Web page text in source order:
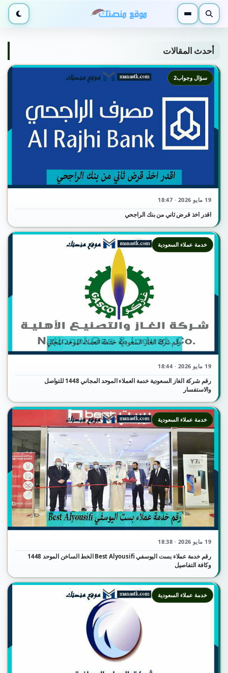
بحث القائمة الوضع
أحدث المقالات
19 مايو 2026 · 18:47
اقدر اخذ قرض ثاني من بنك الراجحي
سؤال وجواب2
19 مايو 2026 · 18:44
رقم شركة الغاز السعودية خدمة العملاء الموحد المجاني 1448 للتواصل
والاستفسار
خدمة عملاء السعودية
19 مايو 2026 · 18:38
رقم خدمة عملاء بست اليوسفي Best Alyousifi الخط الساخن الموحد 1448
وكافة التفاصيل
خدمة عملاء السعودية
خدمة عملاء السعودية